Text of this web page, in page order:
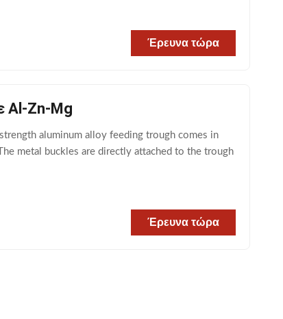
Έρευνα τώρα
Al-Zn-Mg
aluminum alloy feeding trough comes in
metal buckles are directly attached to the trough
Έρευνα τώρα